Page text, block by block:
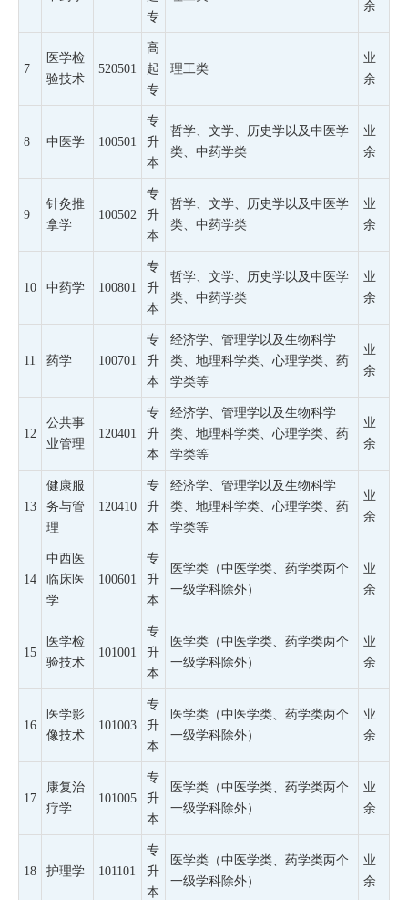
专
余
7
医学检
验技术
520501
高
起
专
理工类
业
余
8 中医学 100501
专
升
本
哲学、文学、历史学以及中医学
类、中药学类
业
余
9
针灸推
拿学
100502
专
升
本
哲学、文学、历史学以及中医学
类、中药学类
业
余
10 中药学 100801
专
升
本
哲学、文学、历史学以及中医学
类、中药学类
业
余
11 药学 100701
专
升
本
经济学、管理学以及生物科学
类、地理科学类、心理学类、药
学类等
业
余
12
公共事
业管理
120401
专
升
本
经济学、管理学以及生物科学
类、地理科学类、心理学类、药
学类等
业
余
13
健康服
务与管
理
120410
专
升
本
经济学、管理学以及生物科学
类、地理科学类、心理学类、药
学类等
业
余
14
中西医
临床医
学
100601
专
升
本
医学类（中医学类、药学类两个
一级学科除外）
业
余
15
医学检
验技术
101001
专
升
本
医学类（中医学类、药学类两个
一级学科除外）
业
余
16
医学影
像技术
101003
专
升
本
医学类（中医学类、药学类两个
一级学科除外）
业
余
17
康复治
疗学
101005
专
升
本
医学类（中医学类、药学类两个
一级学科除外）
业
余
18 护理学 101101
专
升
本
医学类（中医学类、药学类两个
一级学科除外）
业
余